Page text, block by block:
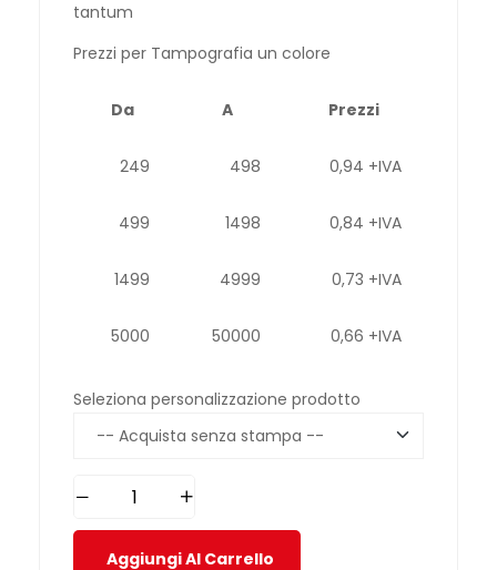
tantum
Prezzi per Tampografia un colore
Da A Prezzi
249 498 0,94 +IVA
499 1498 0,84 +IVA
1499 4999 0,73 +IVA
5000 50000 0,66 +IVA
Seleziona personalizzazione prodotto
Aggiungi Al Carrello